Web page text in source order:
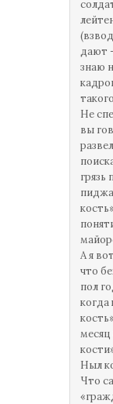
дают
знаю
Не
вы
А я
что
пол
когда
месяц
Ныл
Что